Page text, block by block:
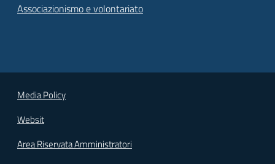
Associazionismo e volontariato
Media Policy
Websit
Area Riservata Amministratori